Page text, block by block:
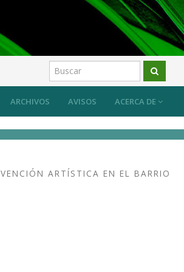
ARCHIVOS AVISOS ACERCA DE
ARTÍSTICA EN EL BARRIO